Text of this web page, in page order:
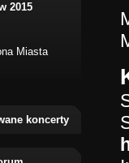
2015
Miasta
koncerty